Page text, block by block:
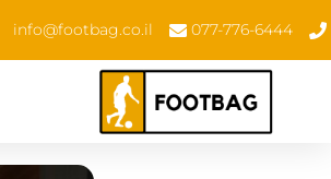
077-776-6444
info@footbag.co.il